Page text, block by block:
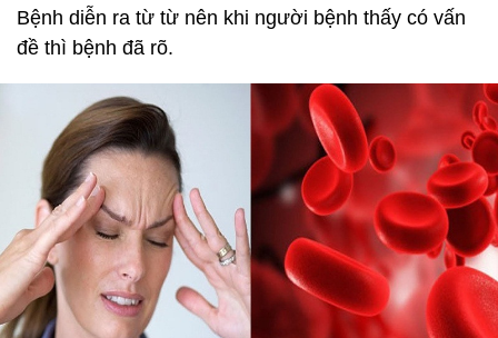
Bệnh diễn ra từ từ nên khi người bệnh thấy có vấn
đề thì bệnh đã rõ.